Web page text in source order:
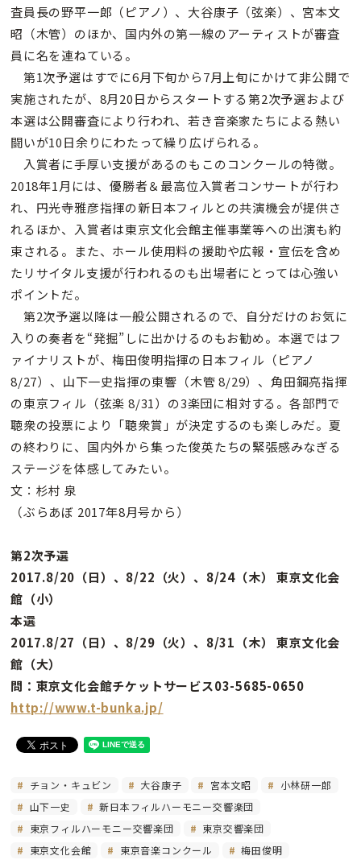
査員長の野平一郎（ピアノ）、大谷康子（弦楽）、宮本文
昭（木管）のほか、国内外の第一線のアーティストが審査
員に名を連ねている。
第1次予選はすでに6月下旬から7月上旬にかけて非公開で
実施されたが、8月20日からスタートする第2次予選および
本選は公開審査により行われ、若き音楽家たちによる熱い
闘いが10日余りにわたって繰り広げられる。
入賞者に手厚い支援があるのもこのコンクールの特徴。
2018年1月には、優勝者＆最高位入賞者コンサートが行わ
れ、円光寺雅彦指揮の新日本フィルとの共演機会が提供さ
れるほか、入賞者は東京文化会館主催事業等への出演も約
束される。また、ホール使用料の援助や広報・宣伝を含め
たリサイタル支援が行われるのも出場者にとっては心強い
ポイントだ。
第2次予選以降は一般公開されるので、自分だけのお気に
入りの奏者を“発掘”しに出かけるのもお勧め。本選ではフ
ァイナリストが、梅田俊明指揮の日本フィル（ピアノ
8/27）、山下一史指揮の東響（木管 8/29）、角田鋼亮指揮
の東京フィル（弦楽 8/31）の3楽団に相対する。各部門で
聴衆の投票により「聴衆賞」が決定するのも楽しみだ。夏
の終わりに、国内外から集った俊英たちの緊張感みなぎる
ステージを体感してみたい。
文：杉村 泉
（ぶらあぼ 2017年8月号から）
第2次予選
2017.8/20（日）、8/22（火）、8/24（木） 東京文化会
館（小）
本選
2017.8/27（日）、8/29（火）、8/31（木） 東京文化会
館（大）
問：東京文化会館チケットサービス03-5685-0650
http://www.t-bunka.jp/
チョン・キュビン 大谷康子 宮本文昭
小林研一郎
山下一史
新日本フィルハーモニー交響楽団
東京フィルハーモニー交響楽団
東京交響楽団
東京文化会館
東京音楽コンクール
梅田俊明